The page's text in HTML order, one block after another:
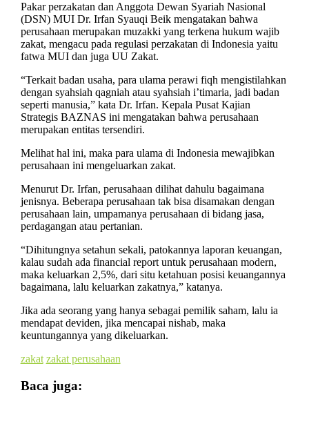
Pakar perzakatan dan Anggota Dewan Syariah Nasional
(DSN) MUI Dr. Irfan Syauqi Beik mengatakan bahwa
perusahaan merupakan muzakki yang terkena hukum wajib
zakat, mengacu pada regulasi perzakatan di Indonesia yaitu
fatwa MUI dan juga UU Zakat.
“Terkait badan usaha, para ulama perawi fiqh mengistilahkan
dengan syahsiah qagniah atau syahsiah i’timaria, jadi badan
seperti manusia,” kata Dr. Irfan. Kepala Pusat Kajian
Strategis BAZNAS ini mengatakan bahwa perusahaan
merupakan entitas tersendiri.
Melihat hal ini, maka para ulama di Indonesia mewajibkan
perusahaan ini mengeluarkan zakat.
Menurut Dr. Irfan, perusahaan dilihat dahulu bagaimana
jenisnya. Beberapa perusahaan tak bisa disamakan dengan
perusahaan lain, umpamanya perusahaan di bidang jasa,
perdagangan atau pertanian.
“Dihitungnya setahun sekali, patokannya laporan keuangan,
kalau sudah ada financial report untuk perusahaan modern,
maka keluarkan 2,5%, dari situ ketahuan posisi keuangannya
bagaimana, lalu keluarkan zakatnya,” katanya.
Jika ada seorang yang hanya sebagai pemilik saham, lalu ia
mendapat deviden, jika mencapai nishab, maka
keuntungannya yang dikeluarkan.
zakat zakat perusahaan
Baca juga: